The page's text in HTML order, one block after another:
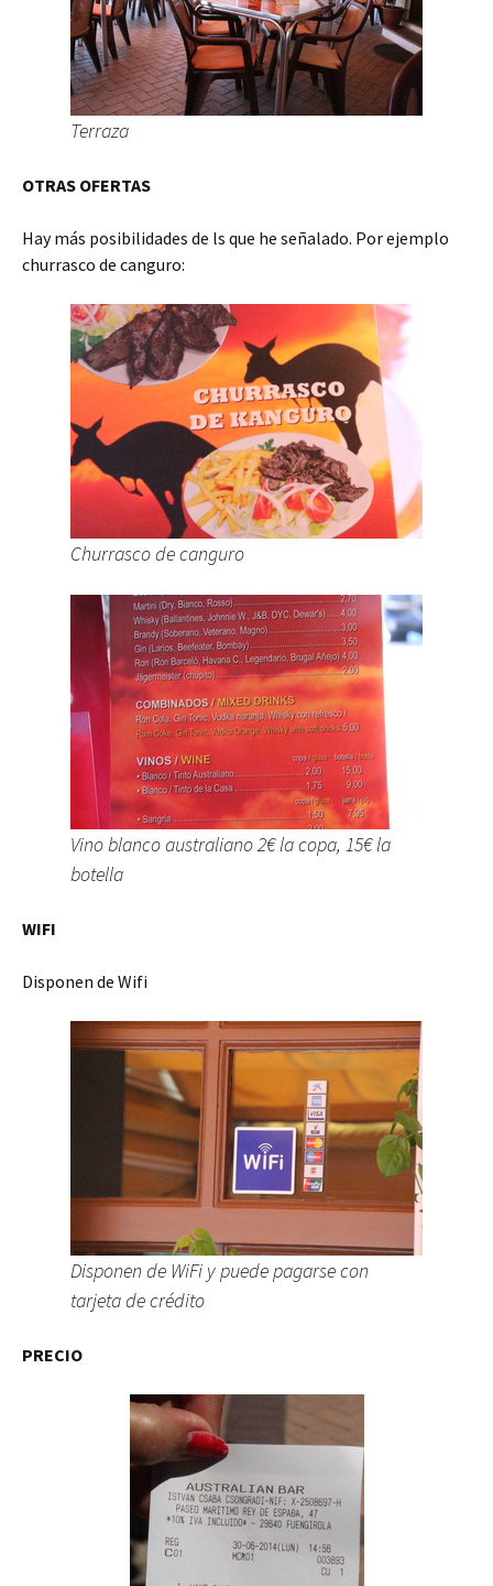
Terraza
OTRAS OFERTAS
Hay más posibilidades de ls que he señalado. Por ejemplo
churrasco de canguro:
Churrasco de canguro
Vino blanco australiano 2€ la copa, 15€ la
botella
WIFI
Disponen de Wifi
Disponen de WiFi y puede pagarse con
tarjeta de crédito
PRECIO